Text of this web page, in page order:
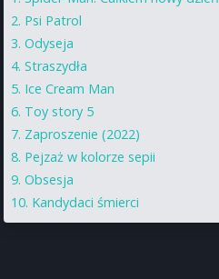
Psi Patrol
Odyseja
Straszydła
Ice Cream Man
Toy story 5
Zaproszenie (2022)
Pejzaż w kolorze sepii
Obsesja
Kandydaci śmierci